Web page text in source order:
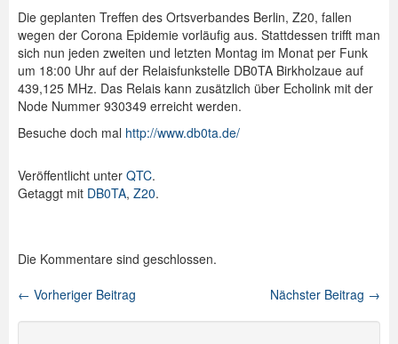
Relais
Downloads
Spenden
Login
Die geplanten Treffen des Ortsverbandes Berlin, Z20, fallen
wegen der Corona Epidemie vorläufig aus. Stattdessen trifft man
sich nun jeden zweiten und letzten Montag im Monat per Funk
um 18:00 Uhr auf der Relaisfunkstelle DB0TA Birkholzaue auf
439,125 MHz. Das Relais kann zusätzlich über Echolink mit der
Node Nummer 930349 erreicht werden.
Besuche doch mal http://www.db0ta.de/
Veröffentlicht unter QTC.
Getaggt mit DB0TA, Z20.
Die Kommentare sind geschlossen.
Beitragsnavigation
Nächster Beitrag →
← Vorheriger Beitrag